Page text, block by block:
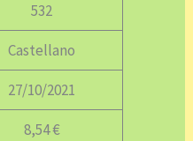
532
Castellano
27/10/2021
8,54 €